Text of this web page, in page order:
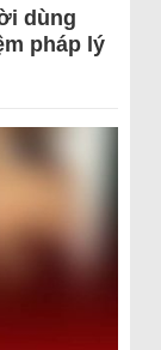
dùng
pháp lý